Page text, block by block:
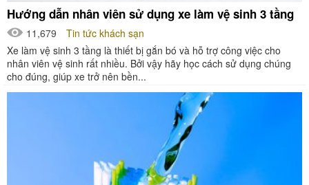
Hướng dẫn nhân viên sử dụng xe làm vệ sinh 3 tầng
11,679
Tin tức khách sạn
Xe làm vệ sinh 3 tầng là thiết bị gắn bó và hỗ trợ công việc cho
nhân viên vệ sinh rất nhiều. Bởi vậy hãy học cách sử dụng chúng
cho đúng, giúp xe trở nên bền...